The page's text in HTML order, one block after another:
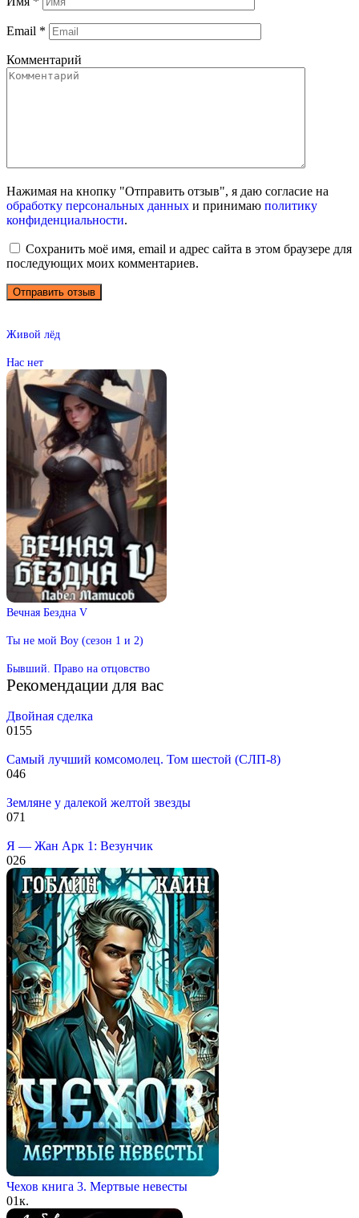
Email *
Комментарий
Нажимая на кнопку "Отправить отзыв", я даю согласие на
обработку персональных данных и принимаю политику
конфиденциальности.
Сохранить моё имя, email и адрес сайта в этом браузере для
последующих моих комментариев.
Живой лёд
Нас нет
Вечная Бездна V
Ты не мой Boy (сезон 1 и 2)
Бывший. Право на отцовство
Рекомендации для вас
Двойная сделка
0155
Самый лучший комсомолец. Том шестой (СЛП-8)
046
Земляне у далекой желтой звезды
071
Я — Жан Арк 1: Везунчик
026
Чехов книга 3. Мертвые невесты
01к.